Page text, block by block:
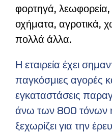
φορτηγά,
οχήματα, αγροτικά,
πολλά άλλα.
Η εταιρεία έχει
παγκόσμιες αγορές
εγκαταστάσεις
άνω των 800 τόνων
ξεχωρίζει για την